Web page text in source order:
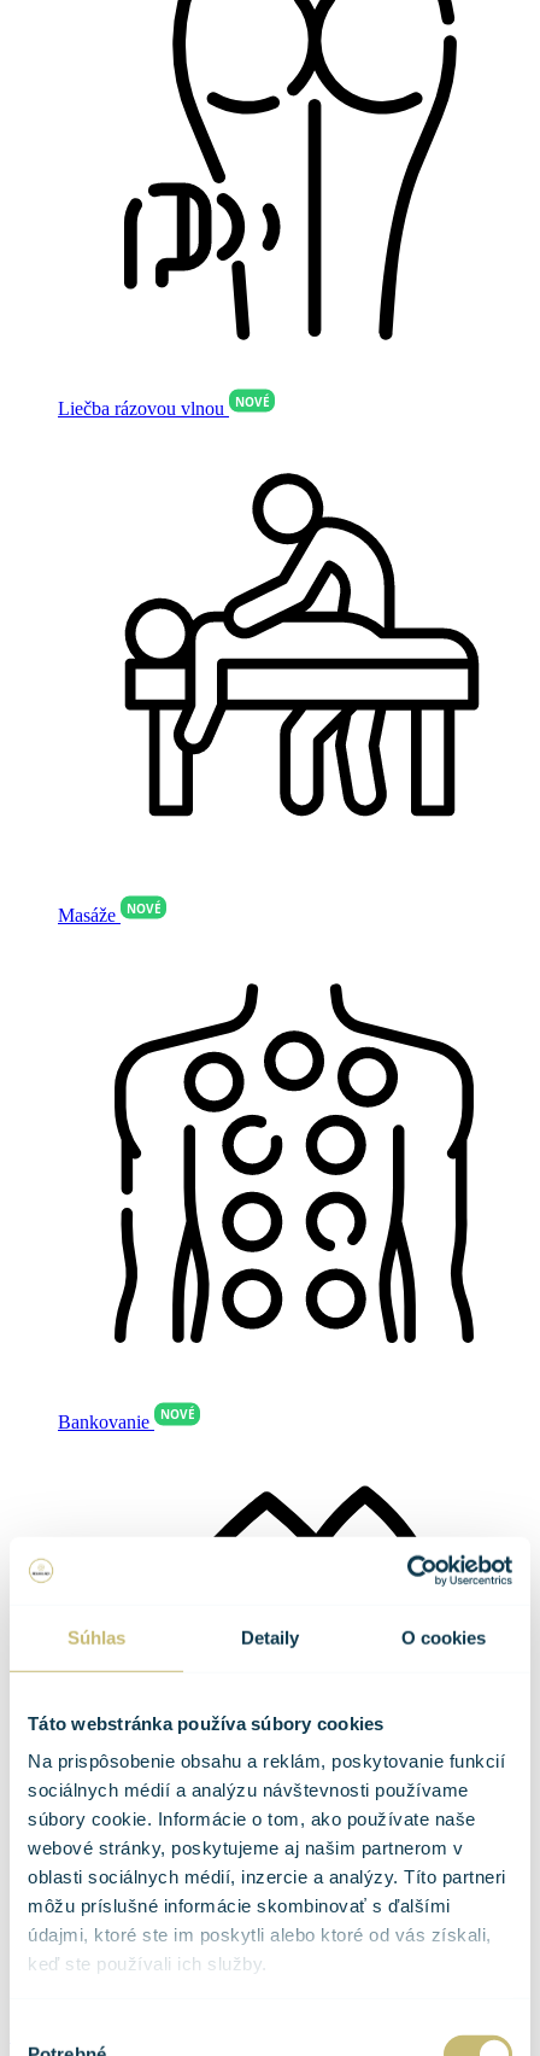
Súhlas Detaily O cookies
Táto webstránka používa súbory cookies
Na prispôsobenie obsahu a reklám, poskytovanie funkcií
sociálnych médií a analýzu návštevnosti používame
súbory cookie. Informácie o tom, ako používate naše
webové stránky, poskytujeme aj našim partnerom v
oblasti sociálnych médií, inzercie a analýzy. Títo partneri
môžu príslušné informácie skombinovať s ďalšími
údajmi, ktoré ste im poskytli alebo ktoré od vás získali,
keď ste používali ich služby.
Liečba rázovou vlnou NOVÉ
Masáže NOVÉ
Bankovanie NOVÉ
Liečba vitamínom C
Všeobecná ambulancia
Pridaj sa
O nás